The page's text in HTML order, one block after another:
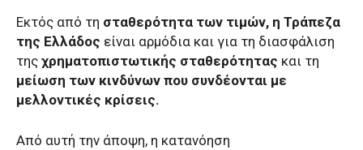
Εκτός από τη σταθερότητα των τιμών, η Τράπεζα
της Ελλάδος είναι αρμόδια και για τη διασφάλιση
της χρηματοπιστωτικής σταθερότητας και τη
μείωση των κινδύνων που συνδέονται με
μελλοντικές κρίσεις.
Από αυτή την άποψη, η κατανόηση